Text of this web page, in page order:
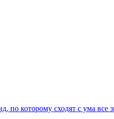
которому сходят с ума все